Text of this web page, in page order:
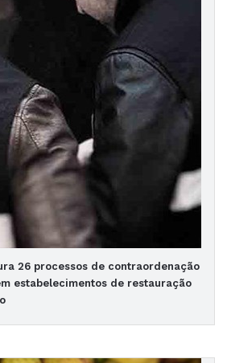
26 processos de contraordenação
estabelecimentos de restauração